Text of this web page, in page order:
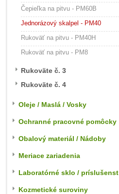
Čepieľka na pitvu - PM60B
Jednorázový skalpel - PM40
Rukoväť na pitvu - PM40H
Rukoväť na pitvu - PM8
Rukoväte č. 3
Rukoväte č. 4
Oleje / Maslá / Vosky
Ochranné pracovné pomôcky
Obalový materiál / Nádoby
Meriace zariadenia
Laboratórné sklo / príslušenst
Kozmetické suroviny